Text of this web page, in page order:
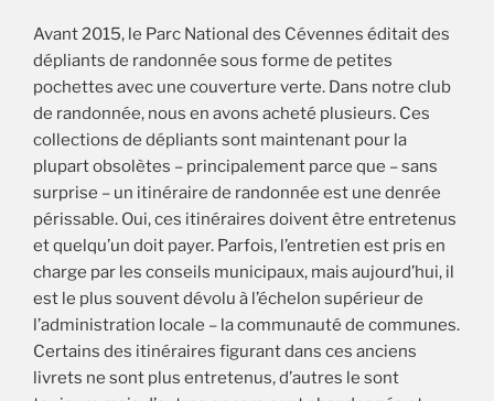
Avant 2015, le Parc National des Cévennes éditait des
dépliants de randonnée sous forme de petites
pochettes avec une couverture verte. Dans notre club
de randonnée, nous en avons acheté plusieurs. Ces
collections de dépliants sont maintenant pour la
plupart obsolètes – principalement parce que – sans
surprise – un itinéraire de randonnée est une denrée
périssable. Oui, ces itinéraires doivent être entretenus
et quelqu’un doit payer. Parfois, l’entretien est pris en
charge par les conseils municipaux, mais aujourd’hui, il
est le plus souvent dévolu à l’échelon supérieur de
l’administration locale – la communauté de communes.
Certains des itinéraires figurant dans ces anciens
livrets ne sont plus entretenus, d’autres le sont